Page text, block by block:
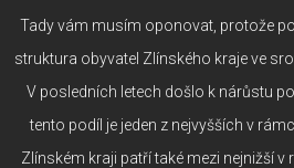
Tady vám musím oponovat, protože
struktura obyvatel Zlínského kraje ve
V posledních letech došlo k nárůstu
tento podíl je jeden z nejvyšších v
Zlínském kraji patří také mezi nejnižší